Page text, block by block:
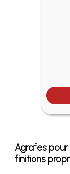
Agrafes pour
finitions